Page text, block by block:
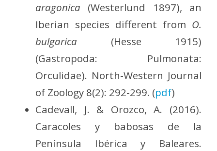
aragonica (Westerlund 1897), an
Iberian species different from O.
bulgarica (Hesse 1915)
(Gastropoda: Pulmonata:
Orculidae). North-Western Journal
of Zoology 8(2): 292-299. (pdf)
Cadevall, J. & Orozco, A. (2016).
Caracoles y babosas de la
Península Ibérica y Baleares.